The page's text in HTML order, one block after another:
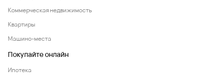
Коммерческая недвижимость
Квартиры
Машино-места
Покупайте онлайн
Ипотека